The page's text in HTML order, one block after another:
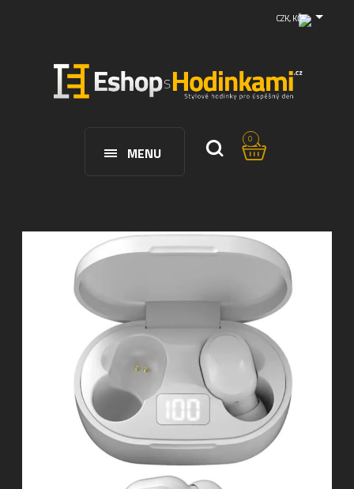
CZK, KČ
MENU
0